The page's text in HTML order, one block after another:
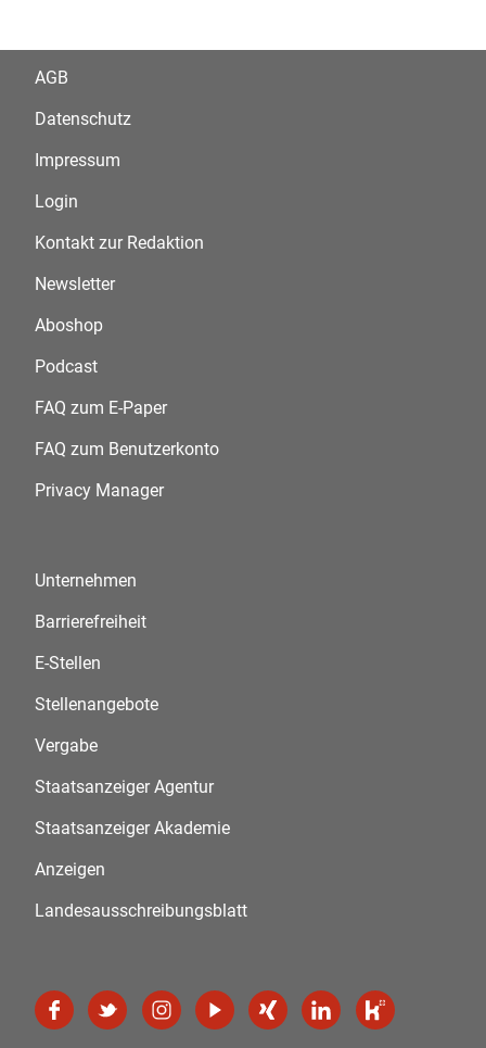
AGB
Datenschutz
Impressum
Login
Kontakt zur Redaktion
Newsletter
Aboshop
Podcast
FAQ zum E-Paper
FAQ zum Benutzerkonto
Privacy Manager
Unternehmen
Barrierefreiheit
E-Stellen
Stellenangebote
Vergabe
Staatsanzeiger Agentur
Staatsanzeiger Akademie
Anzeigen
Landesausschreibungsblatt